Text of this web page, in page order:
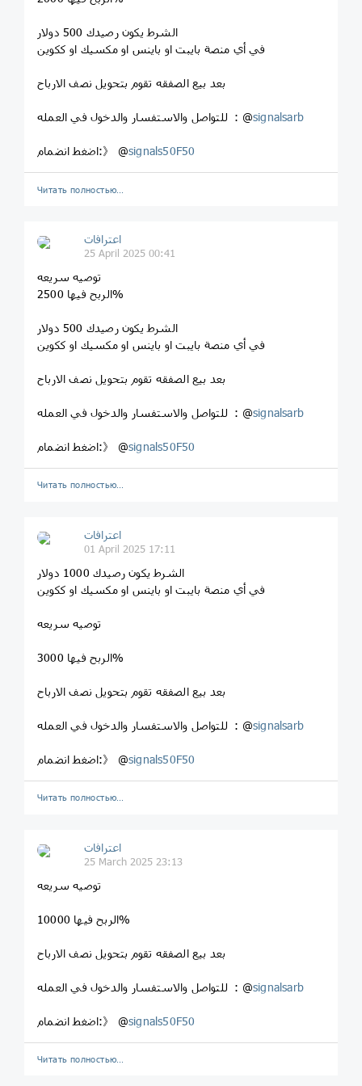
الشرط يكون رصيدك 500 دولار
في أي منصة بايبت او باينس او مكسيك او ككوين
بعد بيع الصفقه تقوم بتحويل نصف الارباح
للتواصل والاستفسار والدخول في العمله : @signalsarb
اضغط انضمام:》 @signals50F50
Читать полностью…
اعترافات
25 April 2025 00:41
توصيه سريعه
الربح فيها 2500%
الشرط يكون رصيدك 500 دولار
في أي منصة بايبت او باينس او مكسيك او ككوين
بعد بيع الصفقه تقوم بتحويل نصف الارباح
للتواصل والاستفسار والدخول في العمله : @signalsarb
اضغط انضمام:》 @signals50F50
Читать полностью…
اعترافات
01 April 2025 17:11
الشرط يكون رصيدك 1000 دولار
في أي منصة بايبت او باينس او مكسيك او ككوين
توصيه سريعه
الربح فيها 3000%
بعد بيع الصفقه تقوم بتحويل نصف الارباح
للتواصل والاستفسار والدخول في العمله : @signalsarb
اضغط انضمام:》 @signals50F50
Читать полностью…
اعترافات
25 March 2025 23:13
توصيه سريعه
الربح فيها 10000%
بعد بيع الصفقه تقوم بتحويل نصف الارباح
للتواصل والاستفسار والدخول في العمله : @signalsarb
اضغط انضمام:》 @signals50F50
Читать полностью…